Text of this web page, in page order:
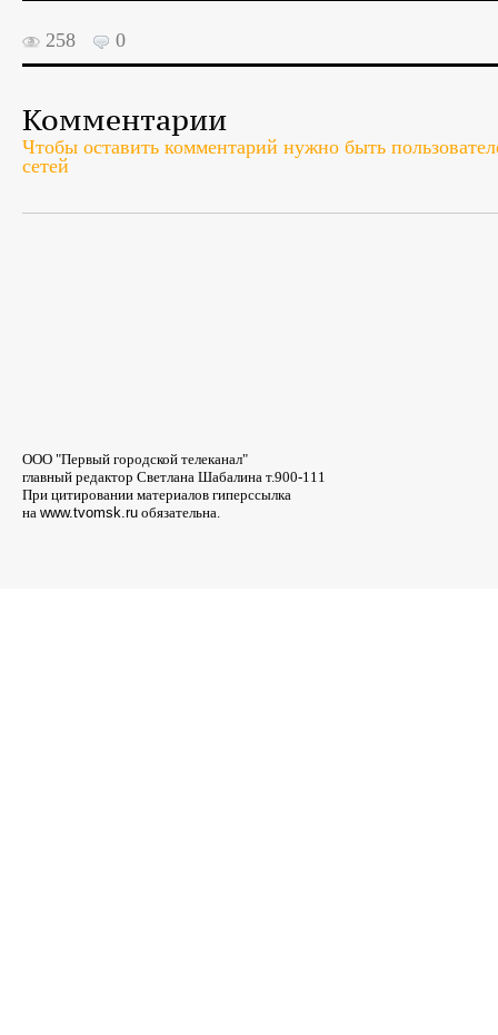
258 0
Комментарии
Чтобы оставить комментарий нужно быть
сетей
ООО "Первый городской телеканал"
главный редактор Светлана Шабалина т.900-111
При цитировании материалов гиперссылка
на www.tvomsk.ru обязательна.